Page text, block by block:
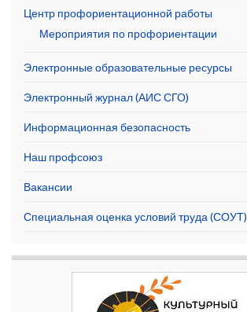
Центр профориентационной работы
Мероприятия по профориентации
Электронные образовательные ресурсы
Электронный журнал (АИС СГО)
Информационная безопасность
Наш профсоюз
Вакансии
Специальная оценка условий труда (СОУТ)